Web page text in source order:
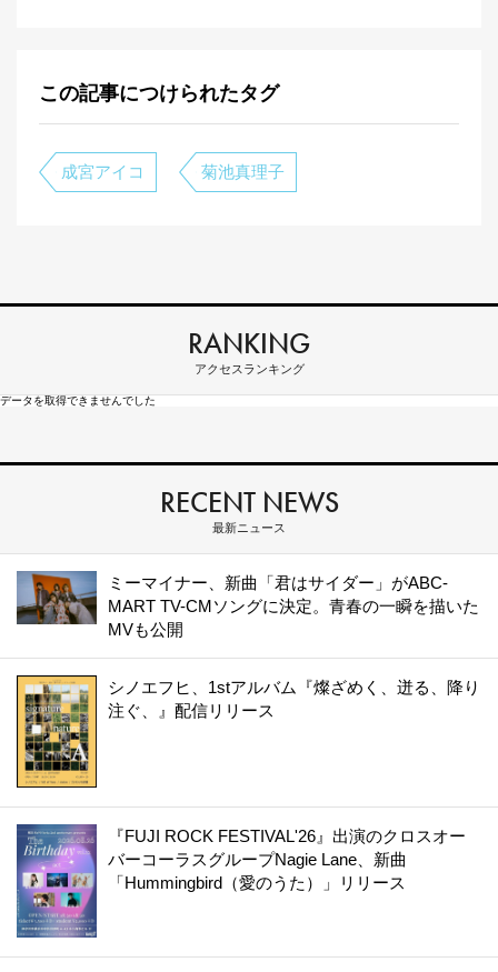
この記事につけられたタグ
成宮アイコ 菊池真理子
RANKING
アクセスランキング
データを取得できませんでした
RECENT NEWS
最新ニュース
ミーマイナー、新曲「君はサイダー」がABC-
MART TV-CMソングに決定。青春の一瞬を描いた
MVも公開
シノエフヒ、1stアルバム『燦ざめく、迸る、降り
注ぐ、』配信リリース
『FUJI ROCK FESTIVAL'26』出演のクロスオー
バーコーラスグループNagie Lane、新曲
「Hummingbird（愛のうた）」リリース